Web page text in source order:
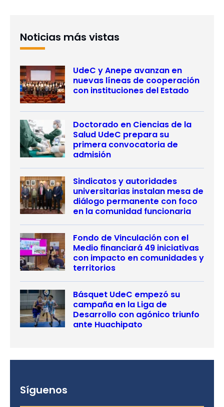
Noticias más vistas
UdeC y Anepe avanzan en
nuevas líneas de cooperación
con instituciones del Estado
Doctorado en Ciencias de la
Salud UdeC prepara su
primera convocatoria de
admisión
Sindicatos y autoridades
universitarias instalan mesa de
diálogo permanente con foco
en la comunidad funcionaria
Fondo de Vinculación con el
Medio financiará 49 iniciativas
con impacto en comunidades y
territorios
Básquet UdeC empezó su
campaña en la Liga de
Desarrollo con agónico triunfo
ante Huachipato
Síguenos